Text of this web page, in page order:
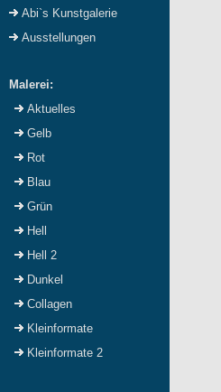
Abi`s Kunstgalerie
Ausstellungen
Malerei:
Aktuelles
Gelb
Rot
Blau
Grün
Hell
Hell 2
Dunkel
Collagen
Kleinformate
Kleinformate 2